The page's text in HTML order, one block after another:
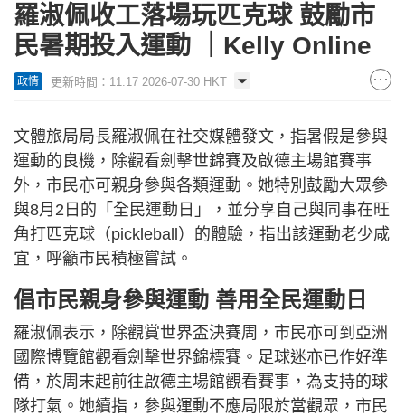
羅淑佩收工落場玩匹克球 鼓勵市
民暑期投入運動 ｜Kelly Online
政情 更新時間：11:17 2026-07-30 HKT
文體旅局局長羅淑佩在社交媒體發文，指暑假是參與
運動的良機，除觀看劍擊世錦賽及啟德主場館賽事
外，市民亦可親身參與各類運動。她特別鼓勵大眾參
與8月2日的「全民運動日」，並分享自己與同事在旺
角打匹克球（pickleball）的體驗，指出該運動老少咸
宜，呼籲市民積極嘗試。
倡市民親身參與運動 善用全民運動日
羅淑佩表示，除觀賞世界盃決賽周，市民亦可到亞洲
國際博覽館觀看劍擊世界錦標賽。足球迷亦已作好準
備，於周末起前往啟德主場館觀看賽事，為支持的球
隊打氣。她續指，參與運動不應局限於當觀眾，市民